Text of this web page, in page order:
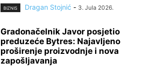
BIZNIS Dragan Stojnić - 3. Jula 2026.
Gradonačelnik Javor posjetio
preduzeće Bytres: Najavljeno
proširenje proizvodnje i nova
zapošljavanja